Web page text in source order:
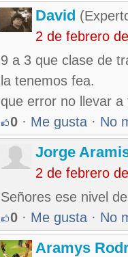
David
2 de febrero
9 a 3 que clase de
la tenemos fea.
que error no llevar a
0 · Me gusta · No
Jorge
2 de febrero
Señores ese nivel
0 · Me gusta · No
Aramys